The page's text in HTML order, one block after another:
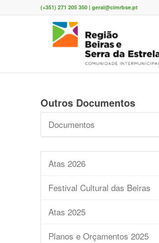
(+351) 271 205 350 | geral@cimrbse.pt
Outros Documentos
Documentos
Atas 2026
Festival Cultural das Beiras
Atas 2025
Planos e Orçamentos 2025